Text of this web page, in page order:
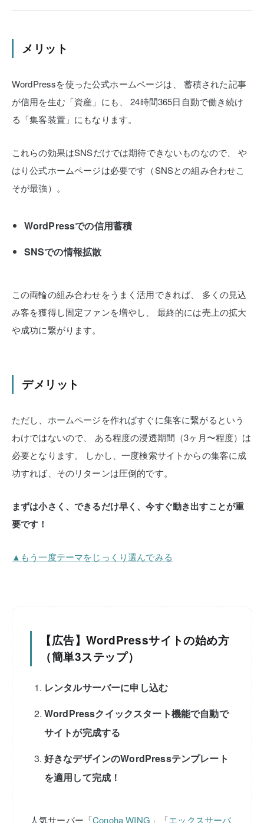
メリット
WordPressを使った公式ホームページは、
蓄積された記事
が信用を生む「資産」にも、
24時間365日自動で働き続け
る「集客装置」にもなります。
これらの効果はSNSだけでは期待できないものなので、
や
はり公式ホームページは必要です（SNSとの組み合わせこ
そが最強）。
WordPressでの信用蓄積
SNSでの情報拡散
この両輪の組み合わせをうまく活用できれば、
多くの見込
み客を獲得し固定ファンを増やし、
最終的には売上の拡大
や成功に繋がります。
デメリット
ただし、ホームページを作ればすぐに集客に繋がるという
わけではないので、
ある程度の浸透期間（3ヶ月〜程度）は
必要となります。
しかし、一度検索サイトからの集客に成
功すれば、そのリターンは圧倒的です。
まずは小さく、できるだけ早く、今すぐ動き出すことが重
要です！
▲もう一度テーマをじっくり選んでみる
【広告】WordPressサイトの始め方
（簡単3ステップ）
レンタルサーバーに申し込む
WordPressクイックスタート機能で自動で
サイトが完成する
好きなデザインのWordPressテンプレート
を適用して完成！
人気サーバー「Conoha WING 」「エックスサーバ